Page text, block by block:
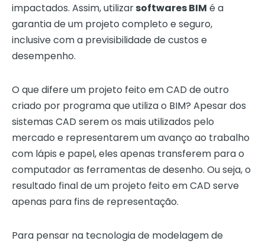
impactados. Assim, utilizarsoftwares BIM é a
garantia de um projeto completo e seguro,
inclusive com a previsibilidade de custos e
desempenho.
O que difere um projeto feito em CAD de outro
criado por programa que utiliza o BIM? Apesar dos
sistemas CAD serem os mais utilizados pelo
mercado e representarem um avanço ao trabalho
com lápis e papel, eles apenas transferem para o
computador as ferramentas de desenho. Ou seja, o
resultado final de um projeto feito em CAD serve
apenas para fins de representação.
Para pensar na tecnologia de modelagem de